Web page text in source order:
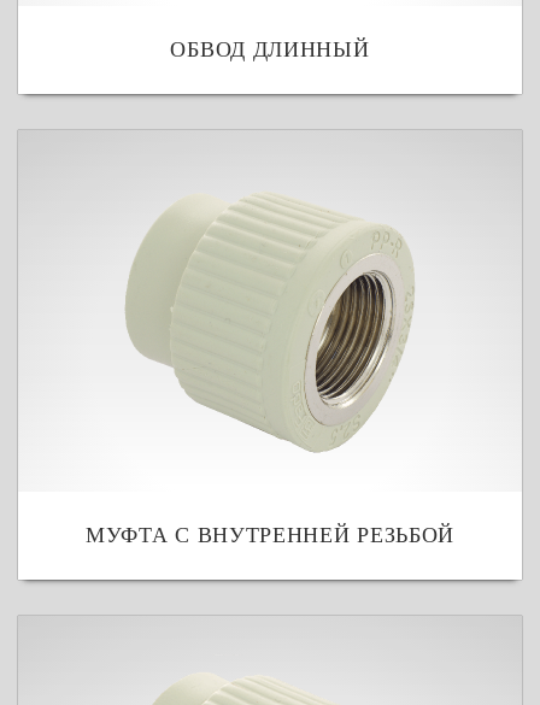
ОБВОД ДЛИННЫЙ
МУФТА С ВНУТРЕННЕЙ РЕЗЬБОЙ